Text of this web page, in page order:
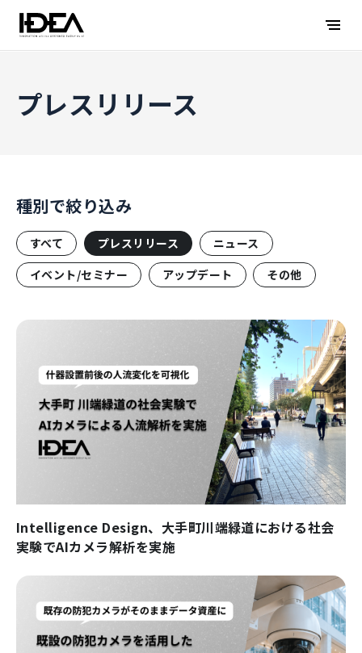
プレスリリース
種別で絞り込み
すべて プレスリリース
ニュース
イベント/セミナー
アップデート その他
Intelligence Design、大手町川端緑道における社会
実験でAIカメラ解析を実施